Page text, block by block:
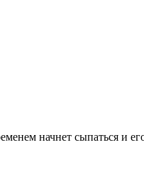
начнет сыпаться и